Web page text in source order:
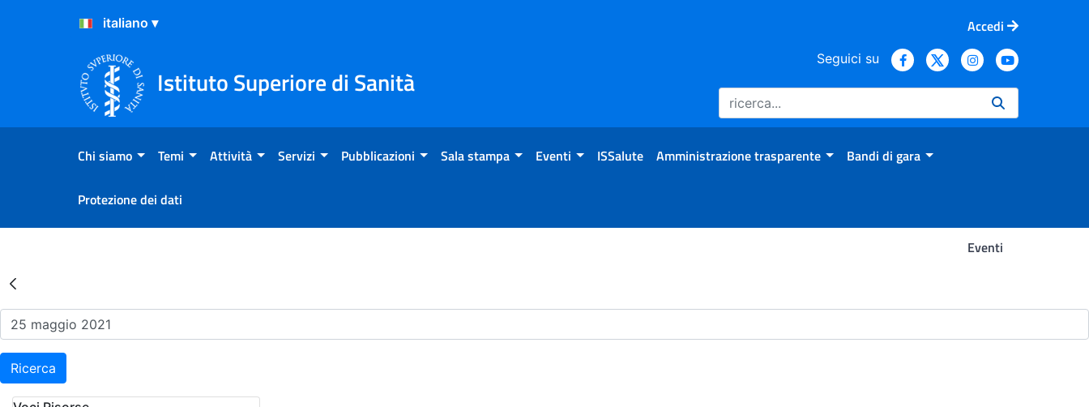
Salta al Contenuto
Salta al Footer
Accedi
Istituto Superiore di Sanità
Seguici su
Chi siamo Temi Attività Servizi Pubblicazioni Sala stampa Eventi ISSalute Amministrazione trasparente Bandi di gara
Protezione dei dati
Eventi
Risultati della Ricerca - Eventi
Ricerca